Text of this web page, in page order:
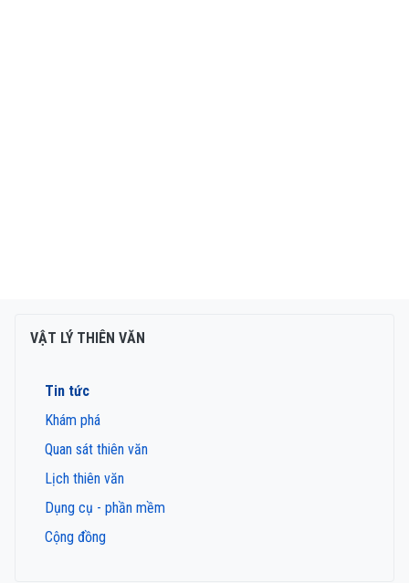
VẬT LÝ THIÊN VĂN
Tin tức
Khám phá
Quan sát thiên văn
Lịch thiên văn
Dụng cụ - phần mềm
Cộng đồng